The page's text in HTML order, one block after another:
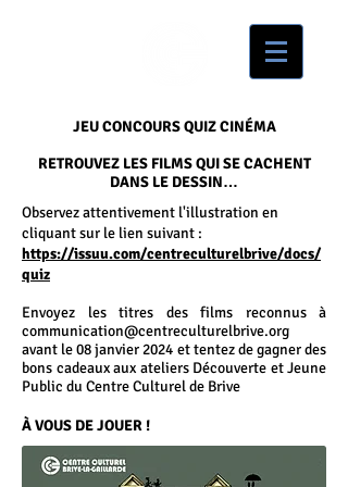
JEU CONCOURS QUIZ CINÉMA
RETROUVEZ LES FILMS QUI SE CACHENT
DANS LE DESSIN…
Observez attentivement l'illustration en
cliquant sur le lien suivant :
https://issuu.com/centreculturelbrive/docs/
quiz
Envoyez les titres des films reconnus à
communication@centreculturelbrive.org
avant le 08 janvier 2024 et tentez de gagner des
bons cadeaux aux ateliers Découverte et Jeune
Public du Centre Culturel de Brive
À VOUS DE JOUER !